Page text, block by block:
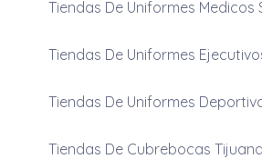
Tiendas De Uniformes Medicos
Tiendas De Uniformes
Tiendas De Uniformes
Tiendas De Cubrebocas Tijuana